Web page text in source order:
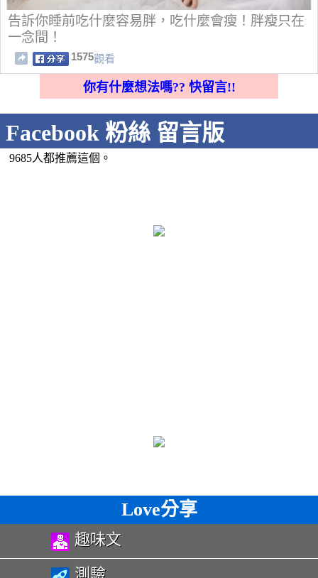
告訴你睡前吃什麼容易胖，吃什麼會瘦！胖瘦只在
一念間！
1575觀看
你有什麼想法嗎?? 快留言!!
Facebook 粉絲 留言版
9685人都推薦這個。
Love分享
趣味文
測驗